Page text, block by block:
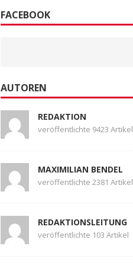
FACEBOOK
AUTOREN
REDAKTION
veröffentlichte 9423 Artikel
MAXIMILIAN BENDEL
veröffentlichte 2381 Artikel
REDAKTIONSLEITUNG
veröffentlichte 103 Artikel